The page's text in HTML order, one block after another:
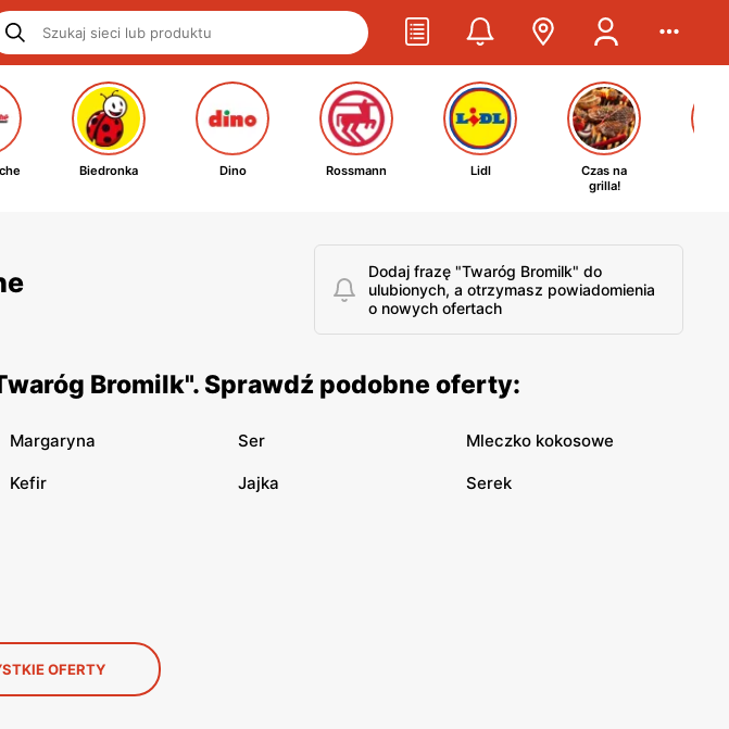
Biedronka Dino Rossmann Lidl
Czas na
grilla!
Dodaj frazę "Twaróg Bromilk" do
ulubionych, a otrzymasz powiadomienia
o nowych ofertach
Bromilk". Sprawdź podobne oferty:
Margaryna Ser Mleczko kokosowe
Kefir Jajka Serek
OFERTY